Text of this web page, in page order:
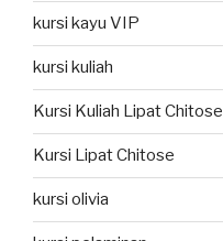
kursi kayu VIP
kursi kuliah
Kursi Kuliah Lipat Chitose
Kursi Lipat Chitose
kursi olivia